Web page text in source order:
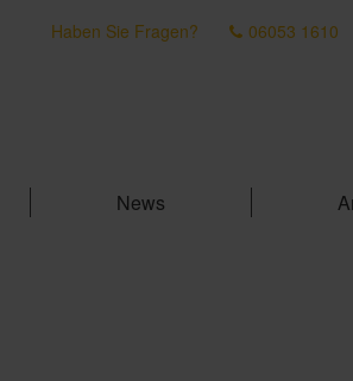
Haben Sie Fragen? 06053 1610
News